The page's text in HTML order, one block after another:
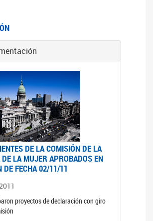
DE LA COMISIÓN DE LA
LA MUJER APROBADOS EN
DE FECHA 02/11/11
proyectos de declaración con giro